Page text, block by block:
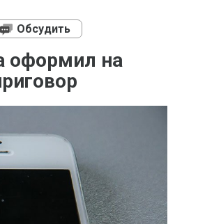
Обсудить
оформил на